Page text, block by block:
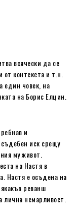
всячески да се
от контекста и т.н.
един човек, на
на Борис Елцин.
и
иск срещу
му живот.
на Настя в
Настя е осъдена на
реванш
лична немарливост.